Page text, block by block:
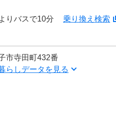
りバスで10分 乗り換え検索
市寺田町432番
らしデータを見る